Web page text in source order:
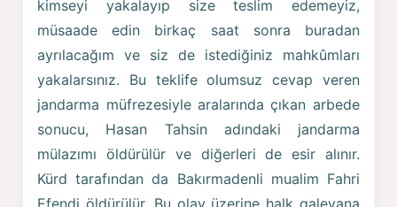
kimseyi yakalayıp size teslim edemeyiz,
müsaade edin birkaç saat sonra buradan
ayrılacağım ve siz de istediğiniz mahkûmları
yakalarsınız. Bu teklife olumsuz cevap veren
jandarma müfrezesiyle aralarında çıkan arbede
sonucu, Hasan Tahsin adındaki jandarma
mülazımı öldürülür ve diğerleri de esir alınır.
Kürd tarafından da Bakırmadenli mualim Fahri
Efendi öldürülür. Bu olay üzerine halk galeyana